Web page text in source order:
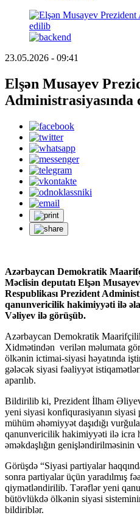
23.05.2026 - 09:41
Elşən Musayev
Administrasiyasında
Azərbaycan Demokratik
Məclisin deputatı Elşən
Respublikası Prezident
qanunvericilik hakimiyyəti ilə
Vəliyev ilə görüşüb.
Azərbaycan Demokratik
Xidmətindən verilən məlumata
ölkənin ictimai-siyasi həyatında
gələcək siyasi fəaliyyət
aparılıb.
Bildirilib ki, Prezident İlham
yeni siyasi konfiqurasiyanın siyasi
mühüm əhəmiyyət daşıdığı
qanunvericilik hakimiyyəti ilə icra
əməkdaşlığın
Görüşdə “Siyasi partiyalar
sonra partiyalar üçün yaradılmış
qiymətləndirilib. Tərəflər yeni
bütövlükdə ölkənin siyasi
bildiriblər.